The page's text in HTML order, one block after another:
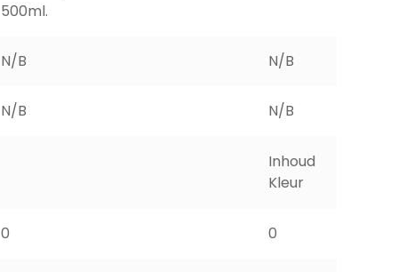
500ml.
N/B N/B
N/B N/B
Inhoud
Kleur
0 0